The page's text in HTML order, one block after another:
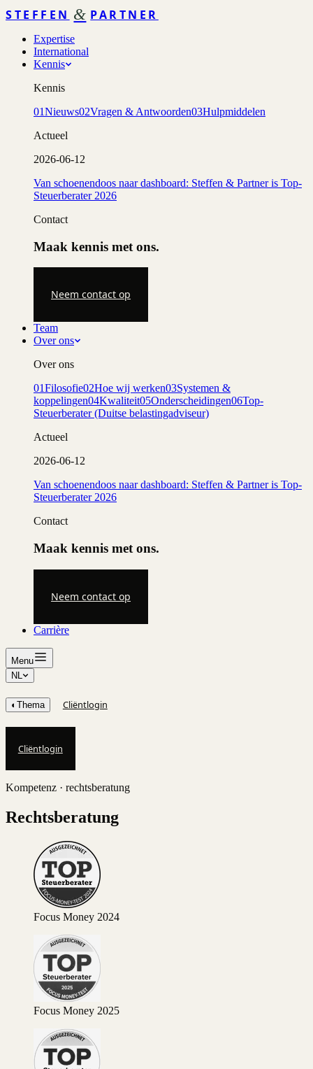
STEFFEN & PARTNER
Expertise
International
Kennis
Kennis
01Nieuws02Vragen & Antwoorden03Hulpmiddelen
Actueel
2026-06-12
Van schoenendoos naar dashboard: Steffen & Partner is Top-
Steuerberater 2026
Contact
Maak kennis met ons.
Neem contact op
Team
Over ons
Over ons
01Filosofie02Hoe wij werken03Systemen &
koppelingen04Kwaliteit05Onderscheidingen06Top-
Steuerberater (Duitse belastingadviseur)
Actueel
2026-06-12
Van schoenendoos naar dashboard: Steffen & Partner is Top-
Steuerberater 2026
Contact
Maak kennis met ons.
Neem contact op
Carrière
Menu
NL
◐ Thema Cliëntlogin
Cliëntlogin
Kompetenz · rechtsberatung
Rechtsberatung
Focus Money 2024
Focus Money 2025